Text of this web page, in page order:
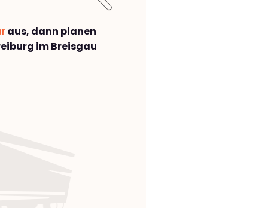
aus, dann planen
im Breisgau